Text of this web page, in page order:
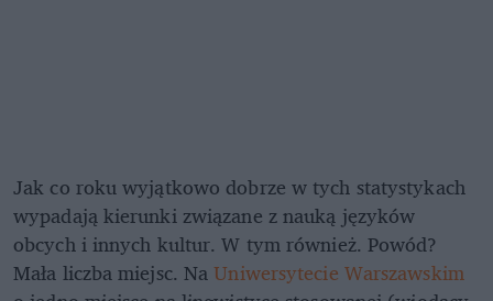
Jak co roku wyjątkowo dobrze w tych statystykach
wypadają kierunki związane z nauką języków
obcych i innych kultur. W tym również. Powód?
Mała liczba miejsc. NaUniwersytecie Warszawskim